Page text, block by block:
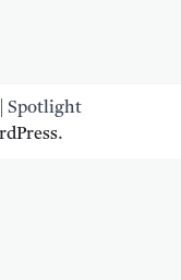
| Spotlight
.